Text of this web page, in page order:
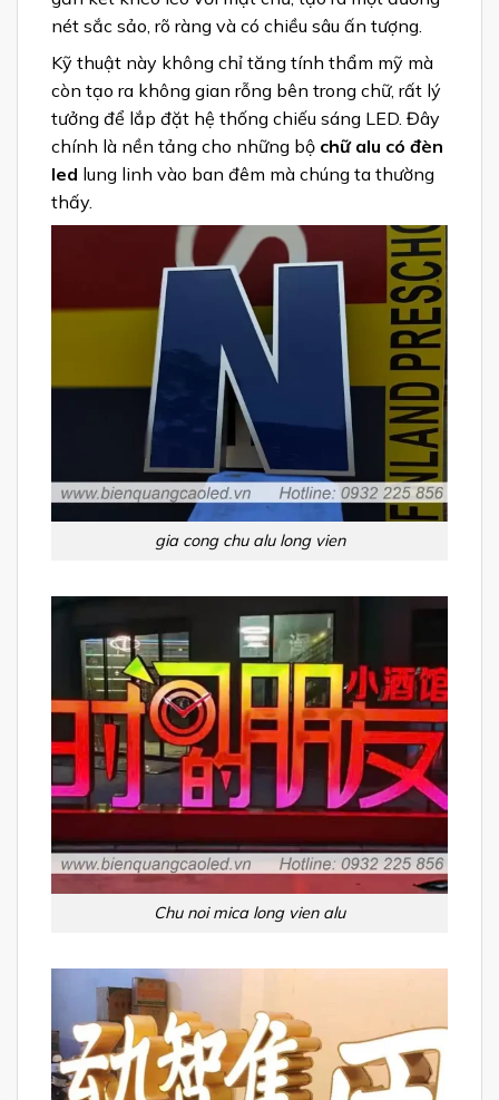
nét sắc sảo, rõ ràng và có chiều sâu ấn tượng.
Kỹ thuật này không chỉ tăng tính thẩm mỹ mà
còn tạo ra không gian rỗng bên trong chữ, rất lý
tưởng để lắp đặt hệ thống chiếu sáng LED. Đây
chính là nền tảng cho những bộ chữ alu có đèn
led lung linh vào ban đêm mà chúng ta thường
thấy.
gia cong chu alu long vien
Chu noi mica long vien alu